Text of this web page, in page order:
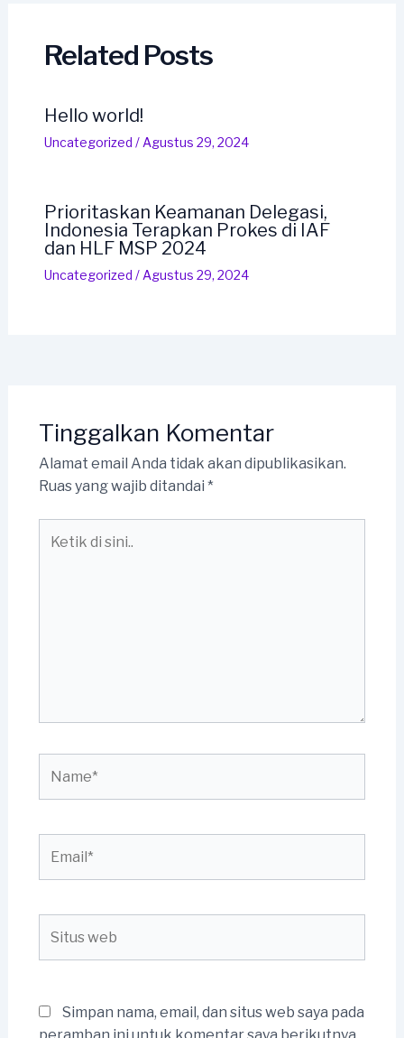
Related Posts
Hello world!
Uncategorized / Agustus 29, 2024
Prioritaskan Keamanan Delegasi,
Indonesia Terapkan Prokes di IAF
dan HLF MSP 2024
Uncategorized / Agustus 29, 2024
Tinggalkan Komentar
Alamat email Anda tidak akan dipublikasikan.
Ruas yang wajib ditandai *
web
Simpan nama, email, dan situs web saya pada
peramban ini untuk komentar saya berikutnya.